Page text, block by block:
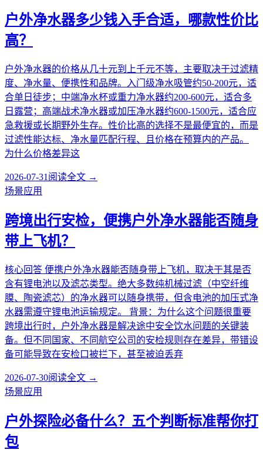
户外净水器多少钱入手合适，哪款性价比
高？
户外净水器的价格从几十元到上千元不等，主要取决于过滤精
度、净水量、便携性和品牌。入门级净水吸管约50-200元，适
合单日徒步；中端净水杯或重力净水器约200-600元，适合多
日露营；高端战术净水器或加压净水器约600-1500元，适合应
急救援或长期野外生存。性价比高的选择不是最便宜的，而是
过滤性能达标、净水量匹配行程、且价格在预算内的产品。
为什么价格差异这
2026-07-31 阅读全文 →
场景应用
跨境出行安检，便携户外净水器能否随身
带上飞机？
核心回答 便携户外净水器能否随身带上飞机，取决于其是否
含有锂电池以及滤芯类型。绝大多数纯机械过滤（中空纤维
膜、陶瓷滤芯）的净水器可以随身携带，但含电池的加压式净
水器需遵守锂电池运输规定。 背景：为什么这个问题很重要
跨境出行时，户外净水器是解决途中安全饮水问题的关键装
备。但不同国家、不同航空公司的安检规则存在差异，带错设
备可能导致在安检口被拦下，甚至被迫丢弃
2026-07-30阅读全文 →
场景应用
户外探险必备什么？五个判断标准帮你打
包